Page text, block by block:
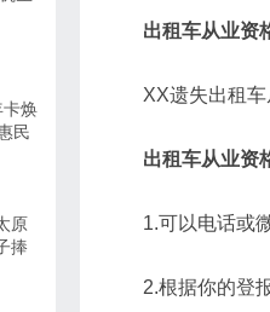
出租车从业资
XX遗失出租
出租车从业资
1.可以电话或
2.根据你的登
卡焕
民
原
捧